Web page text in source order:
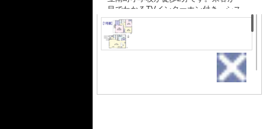
目でわかるTVインターホン付き。シス
テムキッチンは使いやすく汚れにくい
のでご好評です。府中市にある京王線
分倍河原周辺の一戸建て情報をもっと
詳しく知りたい方は、
info@mimatu.co.jpまでお気軽にお聞き
10.5帖のゆとりある主寝室。
全部屋収納つきで家中すっき